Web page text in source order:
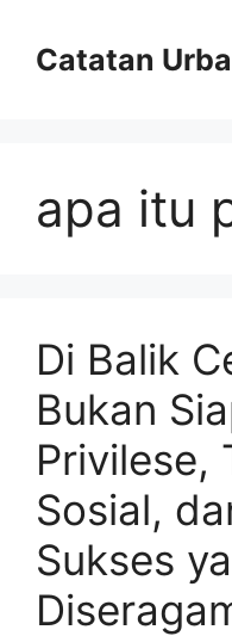
contentCatatan
apa itu
Di Balik
Bukan
Privilese,
Sosial,
Sukses